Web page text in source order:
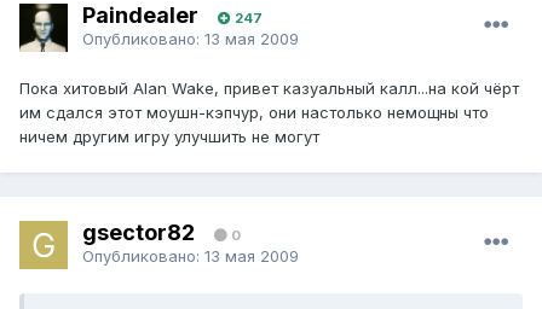
Paindealer 247
Опубликовано: 13 мая 2009
Пока хитовый Alan Wake, привет казуальный калл...на кой чёрт
им сдался этот моушн-кэпчур, они настолько немощны что
ничем другим игру улучшить не могут
gsector82 0
Опубликовано: 13 мая 2009